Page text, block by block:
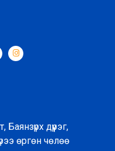
дүүрэг,
өргөн чөлөө